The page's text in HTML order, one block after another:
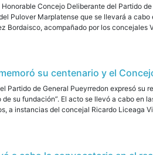
Concejo Deliberante del Partido
Pulover Marplatense que se llevará a
Bordaisco, acompañado por los concejales
su centenario y el
Partido de General Pueyrredon expresó
su fundación”. El acto se llevó a cabo en
a instancias del concejal Ricardo Liceaga